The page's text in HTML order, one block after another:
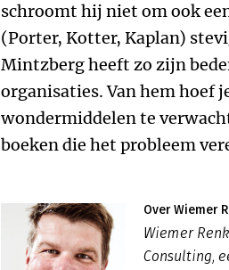
schroomt hij niet om ook
(Porter, Kotter, Kaplan)
Mintzberg heeft zo zijn
organisaties. Van hem hoef
wondermiddelen te
boeken die het probleem
Over Wiemer
Wiemer
Consulting,